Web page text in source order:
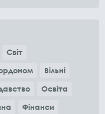
Світ
Вільні
Освіта
Фінанси